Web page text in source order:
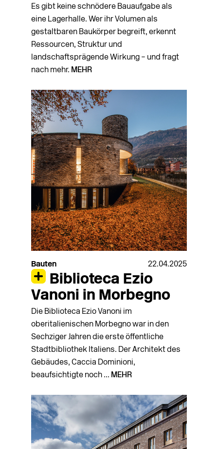
Es gibt keine schnödere Bauaufgabe als
eine Lagerhalle. Wer ihr Volumen als
gestaltbaren Baukörper begreift, erkennt
Ressourcen, Struktur und
landschaftsprägende Wirkung – und fragt
nach mehr. MEHR
Bauten 22.04.2025
Biblioteca Ezio
Vanoni in Morbegno
Die Biblioteca Ezio Vanoni im
oberitalienischen Morbegno war in den
Sechziger Jahren die erste öffentliche
Stadtbibliothek Italiens. Der Architekt des
Gebäudes, Caccia Dominioni,
beaufsichtigte noch ... MEHR